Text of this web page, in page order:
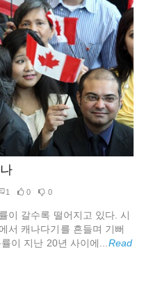
1 0 0
이 갈수록 떨어지고 있다. 시
서 캐나다기를 흔들며 기뻐
이 지난 20년 사이에... Read